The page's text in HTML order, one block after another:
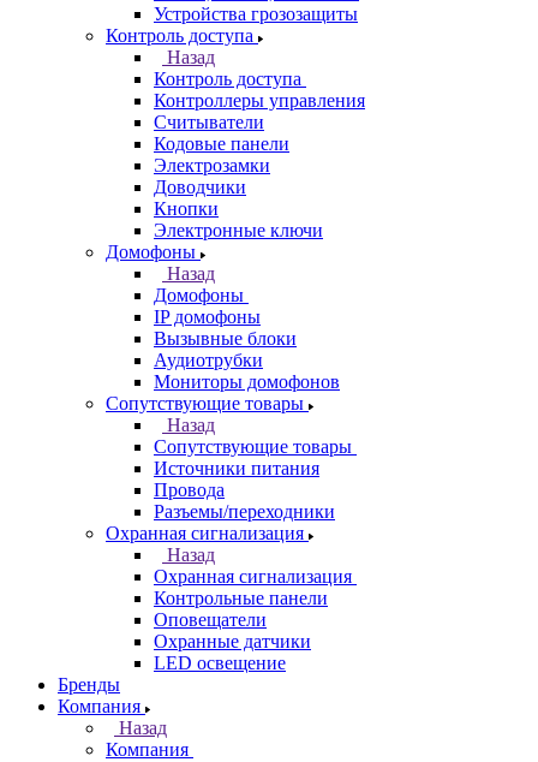
Устройства грозозащиты
Контроль доступа
Назад
Контроль доступа
Контроллеры управления
Считыватели
Кодовые панели
Электрозамки
Доводчики
Кнопки
Электронные ключи
Домофоны
Назад
Домофоны
IP домофоны
Вызывные блоки
Аудиотрубки
Мониторы домофонов
Сопутствующие товары
Назад
Сопутствующие товары
Источники питания
Провода
Разъемы/переходники
Охранная сигнализация
Назад
Охранная сигнализация
Контрольные панели
Оповещатели
Охранные датчики
LED освещение
Бренды
Компания
Назад
Компания